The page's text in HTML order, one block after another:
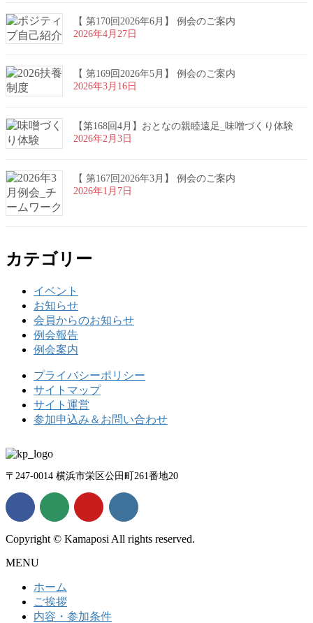
【 第170回2026年6月】 例会のご案内
2026年4月27日
【 第169回2026年5月】 例会のご案内
2026年3月16日
【第168回4月】おとなの親睦遠足_味噌づくり体験
2026年2月3日
【 第167回2026年3月】 例会のご案内
2026年1月7日
カテゴリー
イベント
お知らせ
会員からのお知らせ
例会報告
例会案内
プライバシーポリシー
サイトマップ
サイト運営
参加申込み＆お問い合わせ
〒247-0014 横浜市栄区公田町261番地20
Copyright © Kamaposi All rights reserved.
MENU
ホーム
ご挨拶
内容・参加条件